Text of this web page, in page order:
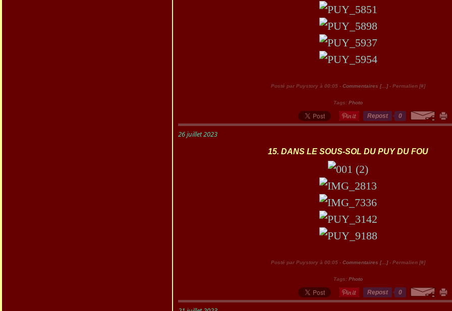
Posté par Puystory à 00:05 - Commentaires [… ]- Permalien [#]
Tags: Photo
Repost 0
26 juillet 2023
15. DANS LE SOUS-SOL DU PUY DU FOU
Posté par Puystory à 00:05 - Commentaires [… ]- Permalien [#]
Tags: Photo
Repost 0